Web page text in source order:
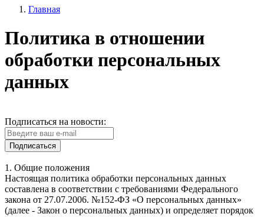
Главная
Политика в отношении
обработки персональных
данных
Подписаться на новости:
Подписаться
1. Общие положения
Настоящая политика обработки персональных данных
составлена в соответствии с требованиями Федерального
закона от 27.07.2006. №152-ФЗ «О персональных данных»
(далее - Закон о персональных данных) и определяет порядок